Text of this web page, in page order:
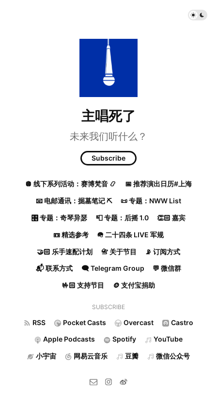
主唱死了
未来我们听什么？
Subscribe
🪩 线下系列活动：赛博梵音 📿 📅 推荐演出日历#上海
📧 电邮通讯：掘墓笔记 ⛏️ 📜 专题：NWW List
🎛️ 专题：奇琴异瑟 📮 专题：后摇 1.0 👏🏻 嘉宾
📼 精选参考 🪖 二十四条 LIVE 军规
🤝🏻 乐手速配计划 📇 关于节目 📡 订阅方式
📬 联系方式 🗨️ Telegram Group 💬 微信群
🤟🏻 支持节目 🪙 支付宝捐助
SUBSCRIBE
RSS Pocket Casts Overcast Castro
Apple Podcasts Spotify YouTube
小宇宙 网易云音乐 豆瓣 微信公众号